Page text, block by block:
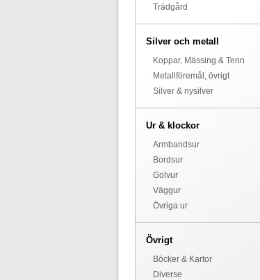
Trädgård
Silver och metall
Koppar, Mässing & Tenn
Metallföremål, övrigt
Silver & nysilver
Ur & klockor
Armbandsur
Bordsur
Golvur
Väggur
Övriga ur
Övrigt
Böcker & Kartor
Diverse